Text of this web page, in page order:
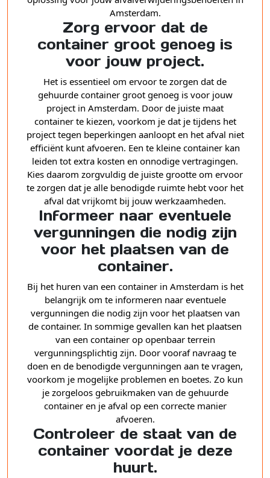
Amsterdam.
Zorg ervoor dat de
container groot genoeg is
voor jouw project.
Het is essentieel om ervoor te zorgen dat de
gehuurde container groot genoeg is voor jouw
project in Amsterdam. Door de juiste maat
container te kiezen, voorkom je dat je tijdens het
project tegen beperkingen aanloopt en het afval niet
efficiënt kunt afvoeren. Een te kleine container kan
leiden tot extra kosten en onnodige vertragingen.
Kies daarom zorgvuldig de juiste grootte om ervoor
te zorgen dat je alle benodigde ruimte hebt voor het
afval dat vrijkomt bij jouw werkzaamheden.
Informeer naar eventuele
vergunningen die nodig zijn
voor het plaatsen van de
container.
Bij het huren van een container in Amsterdam is het
belangrijk om te informeren naar eventuele
vergunningen die nodig zijn voor het plaatsen van
de container. In sommige gevallen kan het plaatsen
van een container op openbaar terrein
vergunningsplichtig zijn. Door vooraf navraag te
doen en de benodigde vergunningen aan te vragen,
voorkom je mogelijke problemen en boetes. Zo kun
je zorgeloos gebruikmaken van de gehuurde
container en je afval op een correcte manier
afvoeren.
Controleer de staat van de
container voordat je deze
huurt.